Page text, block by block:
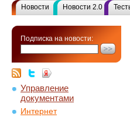
Новости Новости 2.0
Подписка на новости:
Управление
документами
Интернет